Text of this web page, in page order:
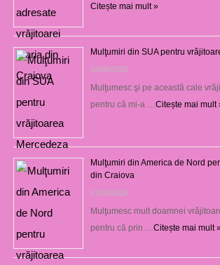
Citește mai mult »
Mulţumiri din SUA pentru
08/08/2026
Mulţumesc şi pe această cale
pentru că mi-a … Citește mai mult
Mulţumiri din America de Nord
din Craiova
07/08/2026
Mulţumesc mult doamnei
pentru că prin … Citește mai mult